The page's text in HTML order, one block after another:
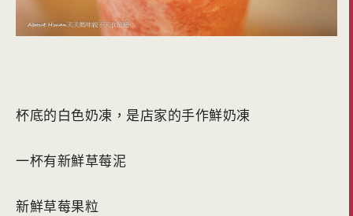
杯底的白色奶凍，是店家的手作鮮奶凍
一杯有新鮮草莓泥
新鮮草莓果粒